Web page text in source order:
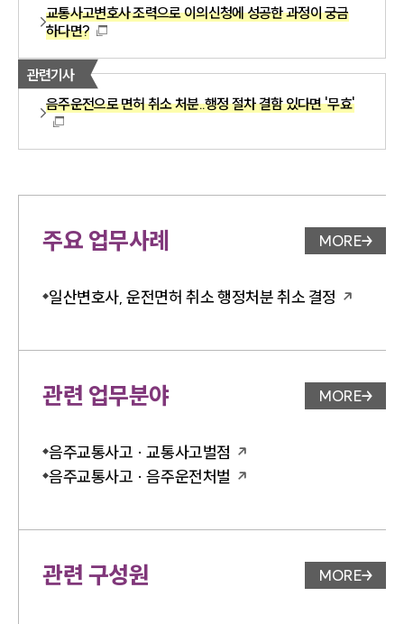
교통사고변호사 조력으로 이의신청에 성공한 과정이 궁금
하다면?
관련기사
음주운전으로 면허 취소 처분..행정 절차 결함 있다면 '무효'
주요 업무사례 업무사례
MORE
일산변호사, 운전면허 취소 행정처분 취소 결정
관련 업무분야 업무분야
MORE
음주교통사고 · 교통사고벌점
음주교통사고 · 음주운전처벌
관련 구성원 변호사 페
MORE